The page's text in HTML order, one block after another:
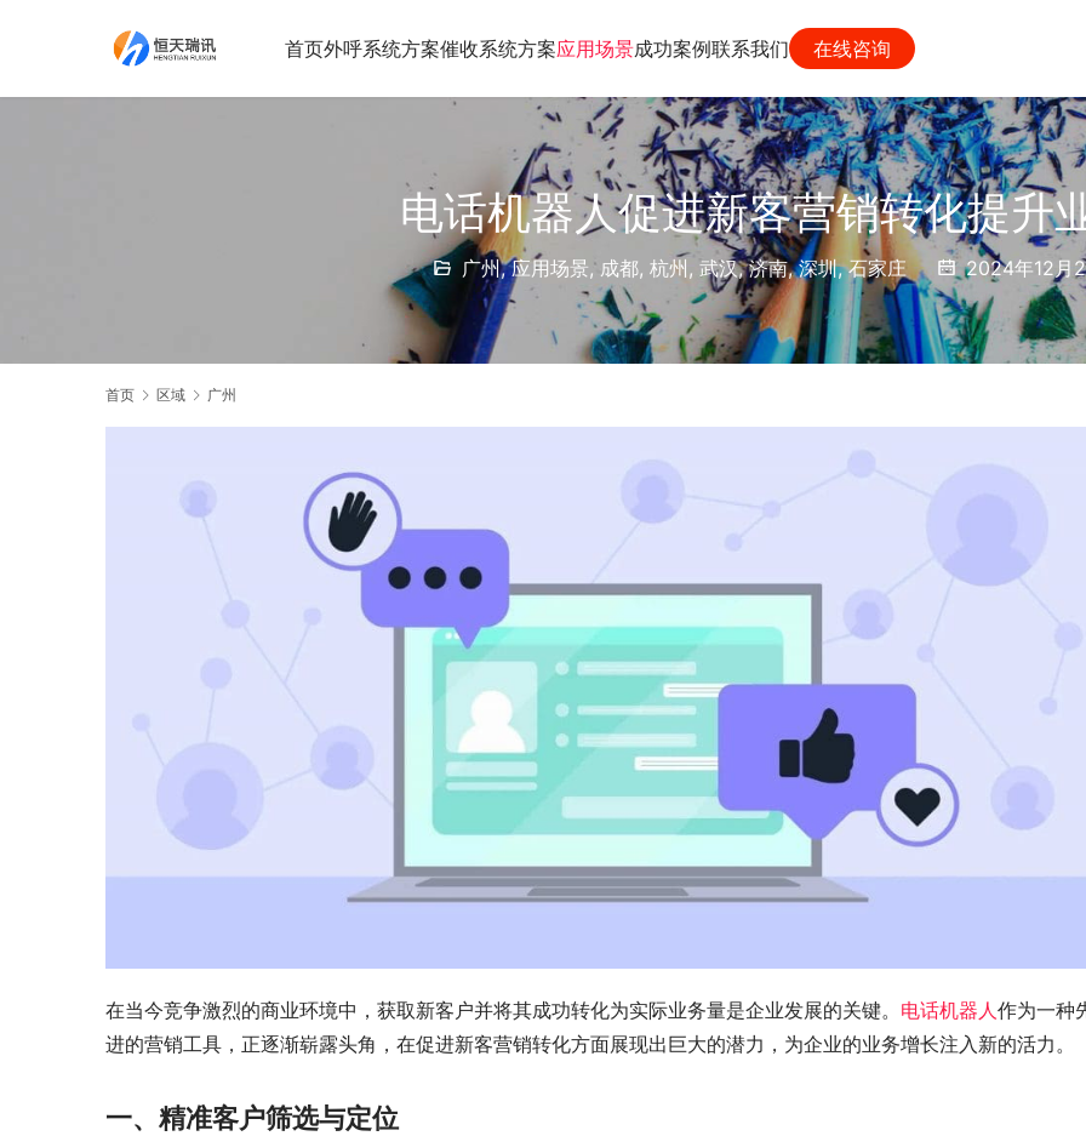
首页外呼系统方案催收系统方案应用场景成功案例联系我们 在线咨询
电话机器人促进新客营销转化提升
广州,应用场景, 成都, 杭州 , 武汉,济南,深圳,石家庄 2024年12月
首页 区域 广州
在当今竞争激烈的商业环境中，获取新客户并将其成功转化为实际业务量是企业发展的关键。 电话机器人 作为一种
进的营销工具，正逐渐崭露头角，在促进新客营销转化方面展现出巨大的潜力，为企业的业务增长注入新的活力。
一、精准客户筛选与定位